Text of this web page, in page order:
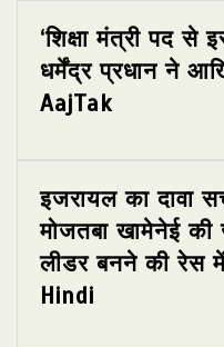
‘शिक्षा मंत्री पद से
धर्मेंद्र प्रधान ने
AajTak
इजरायल का दावा
मोजतबा खामेनेई
लीडर बनने की रेस
Hindi